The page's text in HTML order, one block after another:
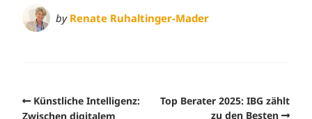
by Renate Ruhaltinger-Mader
Künstliche Intelligenz:
Zwischen digitalem
Top Berater 2025: IBG zählt
zu den Besten